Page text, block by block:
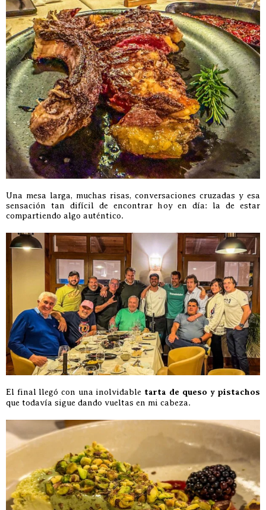
Una mesa larga, muchas risas, conversaciones cruzadas y esa
sensación tan difícil de encontrar hoy en día: la de estar
compartiendo algo auténtico.
El final llegó con una inolvidable tarta de queso y pistachos
que todavía sigue dando vueltas en mi cabeza.